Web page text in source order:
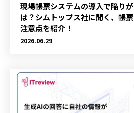
現場帳票システムの導入で陥り
は？シムトップス社に聞く、帳
注意点を紹介！
2026.06.29